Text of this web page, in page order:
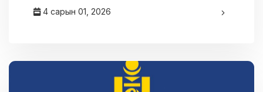
4 сарын 01, 2026